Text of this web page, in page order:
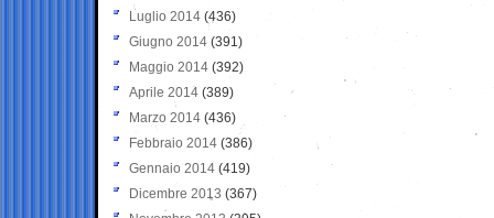
Luglio 2014 (436)
Giugno 2014 (391)
Maggio 2014 (392)
Aprile 2014 (389)
Marzo 2014 (436)
Febbraio 2014 (386)
Gennaio 2014 (419)
Dicembre 2013 (367)